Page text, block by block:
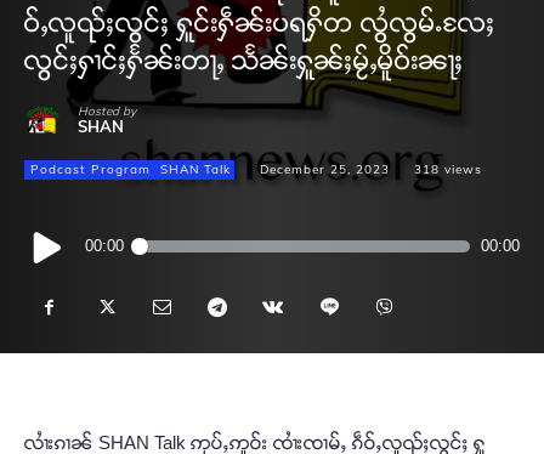
ဝ်ႇလူၺ်ႈလွင်ႈ ႁူင်းႁဵၼ်းပရႁိတ လွႆလွမ်ႉလႄႈ
လွင်ႈႁၢင်ႈႁႅၼ်းတႃႇ သႅၼ်းႁူၼ်ႈမႂ်ႇမိူဝ်းၼႃႈ
Hosted by
SHAN
Podcast Program SHAN Talk December 25, 2023 318 views
Audio
Player
00:00 00:00
လၢႆးၵၢၼ် SHAN Talk ဢုပ်ႇဢူဝ်း ၸၢႆးၸၢမ်ႇ ၵဵဝ်ႇလူၺ်ႈလွင်ႈ ႁူ